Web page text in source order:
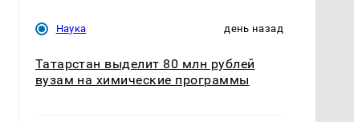
Наука день назад
Татарстан выделит 80 млн рублей
вузам на химические программы